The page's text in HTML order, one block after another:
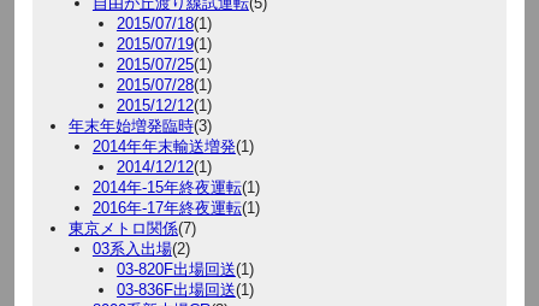
2015/07/18(1)
2015/07/19(1)
2015/07/25(1)
2015/07/28(1)
2015/12/12(1)
年末年始増発臨時(3)
2014年年末輸送増発(1)
2014/12/12(1)
2014年-15年終夜運転(1)
2016年-17年終夜運転(1)
東京メトロ関係(7)
03系入出場(2)
03-820F出場回送(1)
03-836F出場回送(1)